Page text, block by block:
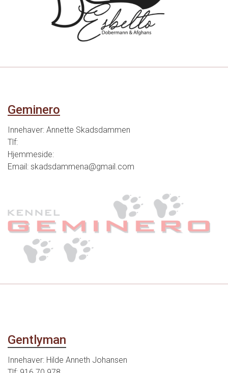
Geminero
Innehaver: Annette Skadsdammen
Tlf:
Hjemmeside:
Email: skadsdammena@gmail.com
Gentlyman
Innehaver: Hilde Anneth Johansen